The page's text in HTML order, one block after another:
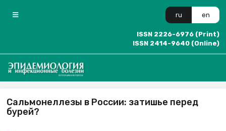
ru en
ISSN 2226-6976 (Print)
ISSN 2414-9640 (Online)
Сальмонеллезы в России: затишье перед
бурей?